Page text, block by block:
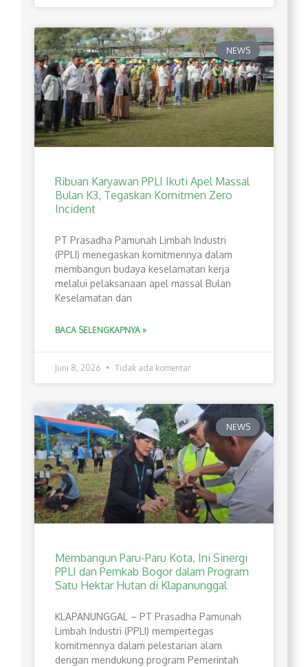
NEWS
Ribuan Karyawan PPLI Ikuti Apel Massal
Bulan K3, Tegaskan Komitmen Zero
Incident
PT Prasadha Pamunah Limbah Industri
(PPLI) menegaskan komitmennya dalam
membangun budaya keselamatan kerja
melalui pelaksanaan apel massal Bulan
Keselamatan dan
BACA SELENGKAPNYA »
Juni 8, 2026 Tidak ada komentar
NEWS
Membangun Paru-Paru Kota, Ini Sinergi
PPLI dan Pemkab Bogor dalam Program
Satu Hektar Hutan di Klapanunggal
​KLAPANUNGGAL – PT Prasadha Pamunah
Limbah Industri (PPLI) mempertegas
komitmennya dalam pelestarian alam
dengan mendukung program Pemerintah